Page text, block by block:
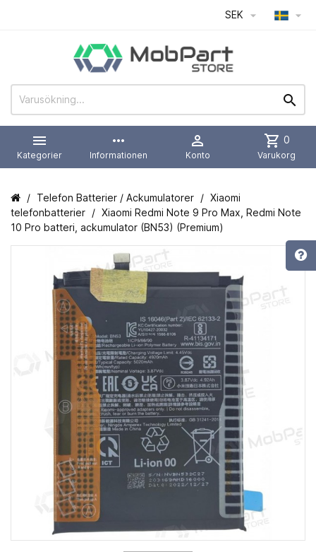
SEK  


Kategorier
more_horiz
Informationen

Konto
shopping_cart 0
Varukorg
Telefon Batterier / Ackumulatorer
Xiaomi
telefonbatterier
Xiaomi Redmi Note 9 Pro Max, Redmi Note
10 Pro batteri, ackumulator (BN53) (Premium)